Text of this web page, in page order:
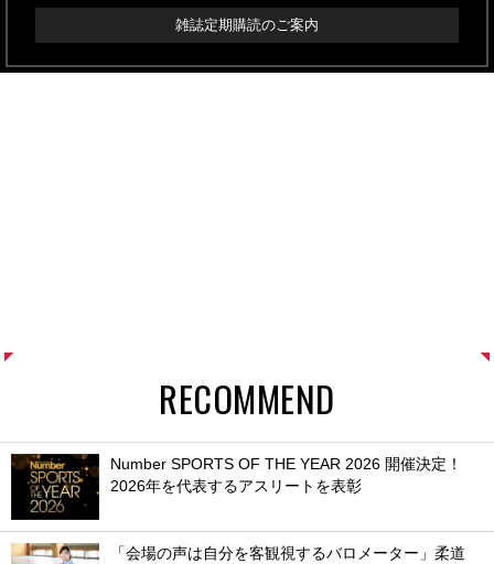
雑誌定期購読のご案内
RECOMMEND
Number SPORTS OF THE YEAR 2026 開催決定！
2026年を代表するアスリートを表彰
「会場の声は自分を客観視するバロメーター」柔道